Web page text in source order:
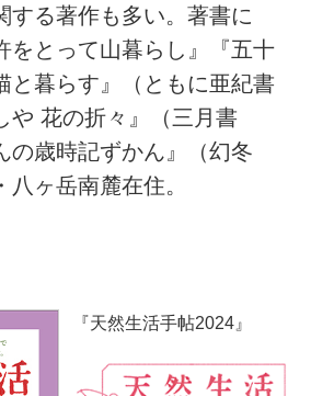
する著作も多い。著書に
をとって山暮らし』『五十
と暮らす』（ともに亜紀書
や 花の折々』（三月書
の歳時記ずかん』（幻冬
ヶ岳南麓在住。
『天然生活手帖2024』